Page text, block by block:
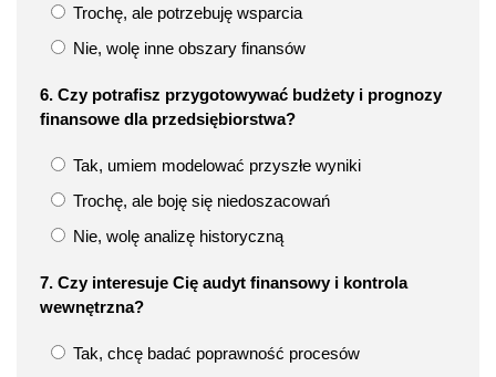
Trochę, ale potrzebuję wsparcia
Nie, wolę inne obszary finansów
6. Czy potrafisz przygotowywać budżety i prognozy
finansowe dla przedsiębiorstwa?
Tak, umiem modelować przyszłe wyniki
Trochę, ale boję się niedoszacowań
Nie, wolę analizę historyczną
7. Czy interesuje Cię audyt finansowy i kontrola
wewnętrzna?
Tak, chcę badać poprawność procesów